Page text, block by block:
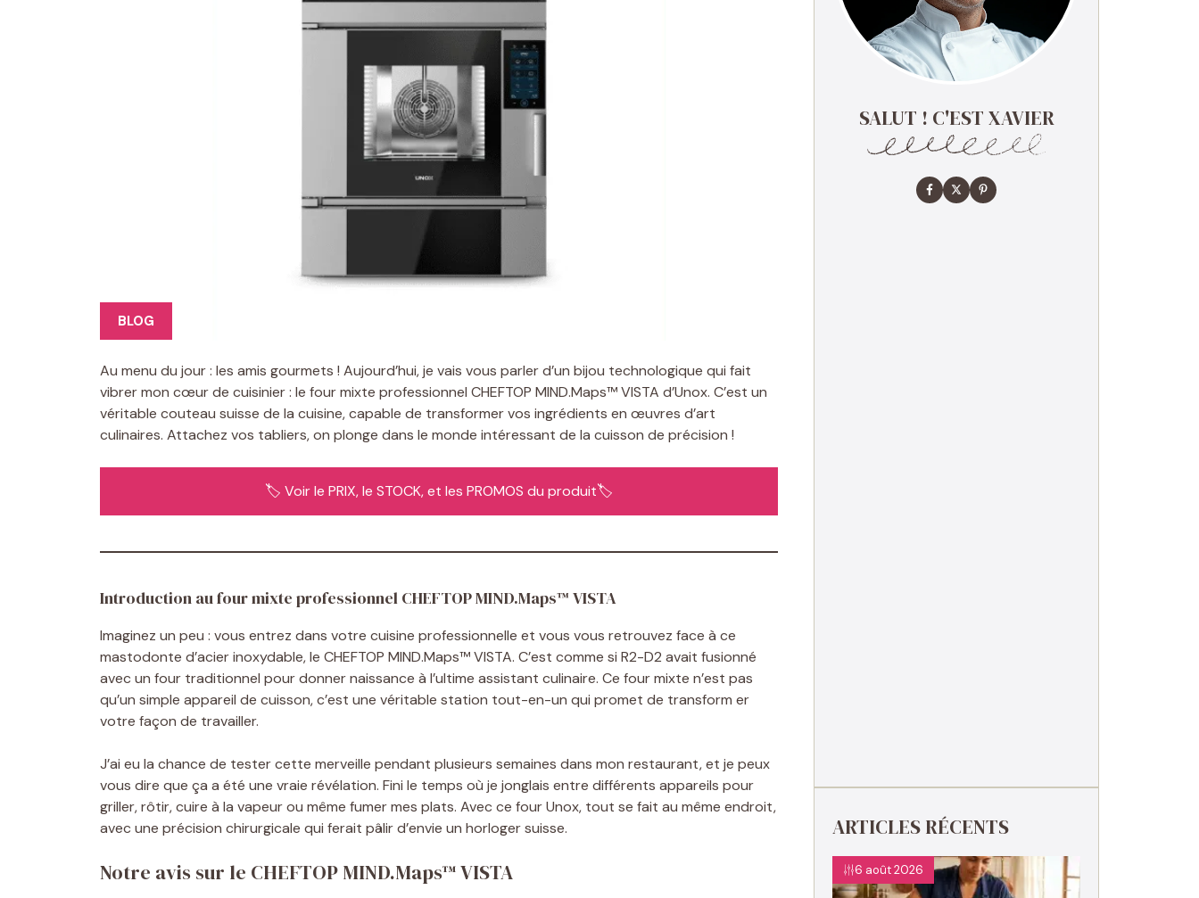
BLOG
Au menu du jour : les amis gourmets ! Aujourd’hui, je vais vous parler d’un bijou technologique qui fait
vibrer mon cœur de cuisinier : le four mixte professionnel CHEFTOP MIND.Maps™ VISTA d’Unox. C’est un
véritable couteau suisse de la cuisine, capable de transformer vos ingrédients en œuvres d’art
culinaires. Attachez vos tabliers, on plonge dans le monde intéressant de la cuisson de précision !
🏷️ Voir le PRIX, le STOCK, et les PROMOS du produit🏷️
Introduction au four mixte professionnel CHEFTOP MIND.Maps™ VISTA
Imaginez un peu : vous entrez dans votre cuisine professionnelle et vous vous retrouvez face à ce
mastodonte d’acier inoxydable, le CHEFTOP MIND.Maps™ VISTA. C’est comme si R2-D2 avait fusionné
avec un four traditionnel pour donner naissance à l’ultime assistant culinaire. Ce four mixte n’est pas
qu’un simple appareil de cuisson, c’est une véritable station tout-en-un qui promet de transform er
votre façon de travailler.
J’ai eu la chance de tester cette merveille pendant plusieurs semaines dans mon restaurant, et je peux
vous dire que ça a été une vraie révélation. Fini le temps où je jonglais entre différents appareils pour
griller, rôtir, cuire à la vapeur ou même fumer mes plats. Avec ce four Unox, tout se fait au même endroit,
avec une précision chirurgicale qui ferait pâlir d’envie un horloger suisse.
Notre avis sur le CHEFTOP MIND.Maps™ VISTA
SALUT ! C'EST XAVIER
ARTICLES RÉCENTS
6 août 2026